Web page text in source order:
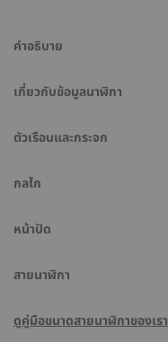
คำอธิบาย
เกี่ยวกับข้อมูลนาฬิกา
ตัวเรือนและกระจก
กลไก
หน้าปัด
สายนาฬิกา
ดูคู่มือขนาดสายนาฬิกาของเรา